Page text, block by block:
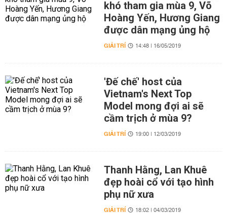
khó tham gia mùa 9, Võ
Hoàng Yến, Hương Giang
được dân mạng ủng hộ
GIẢI TRÍ 14:48 | 16/05/2019
'Đế chế' host của
Vietnam's Next Top
Model mong đợi ai sẽ
cầm trịch ở mùa 9?
GIẢI TRÍ 19:00 | 12/03/2019
Thanh Hằng, Lan Khuê
đẹp hoài cổ với tạo hình
phụ nữ xưa
GIẢI TRÍ 18:02 | 04/03/2019